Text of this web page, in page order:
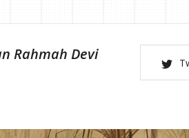
Rahmah Devi